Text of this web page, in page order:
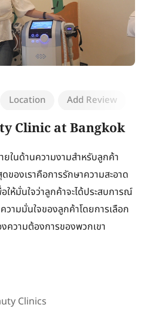
Location Add Review
Clinic at Bangkok
ในด้านความงามสำหรับลูกค้า
องเราคือการรักษาความสะอาด
ให้มั่นใจว่าลูกค้าจะได้ประสบการณ์
วามมั่นใจของลูกค้าโดยการเลือก
วามต้องการของพวกเขา
Clinics